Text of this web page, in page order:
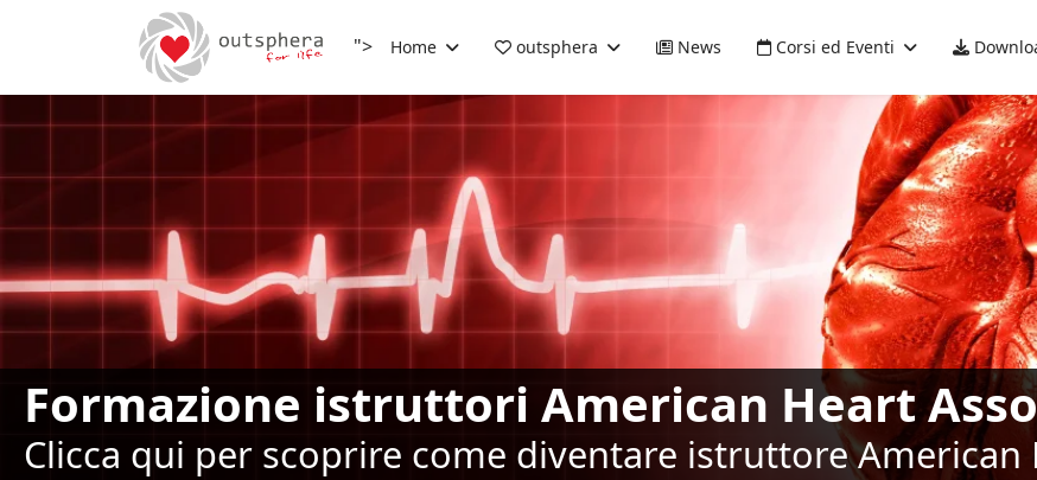
"> Home outsphera News Corsi ed Eventi
Formazione istruttori American Heart
Clicca qui per scoprire come diventare istruttore American